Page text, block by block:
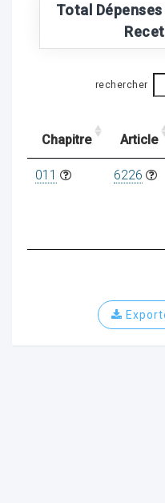
Total
rechercher
Chapitre Article
011 6226